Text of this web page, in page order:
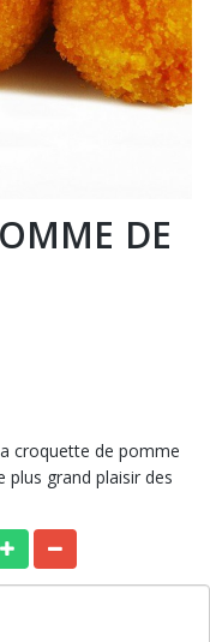
DE
croquette de pomme
grand plaisir des